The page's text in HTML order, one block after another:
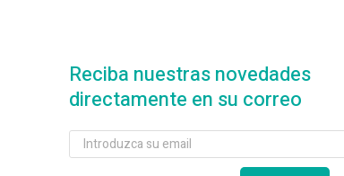
Reciba nuestras novedades
directamente en su correo